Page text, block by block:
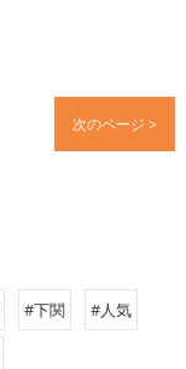
次のページ >
#下関 #人気